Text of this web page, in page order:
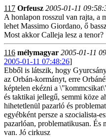
117 Orfeusz 2005-01-11
A honlapon rosszul van rajta, a
lehet Massimo Giordano, ő
Most akkor Calleja lesz a tenor?
116 mélymagyar 2005-01-11
2005-01-11 07:48:26]
Ebből is látszik, hogy
az Orbán-kormányt, erre
képtelen ekézni a
és taktikai jellegű, semmi köze
hihetetlenül pazarló és
egyébként persze a szocialista-
pazarlóan, problematikusan. És
van. Jó cirkusz